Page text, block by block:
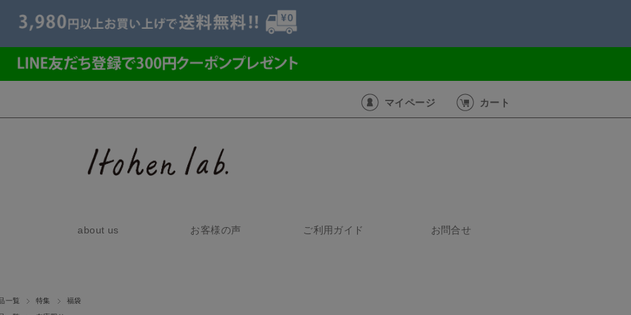
マイページ カート
about us お客様の声 ご利用ガイド お問合せ
一覧
特集 福袋